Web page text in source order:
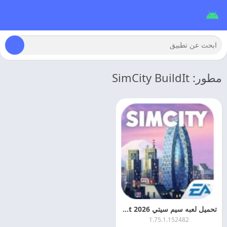
مطور: SimCity BuildIt
تحميل لعبه سيم سيتي 2026 SimCity BuildIt مهكره اخر اصدار
1.75.1.152482